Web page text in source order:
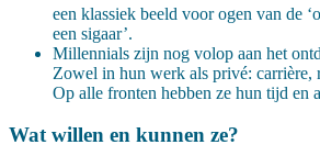
een klassiek beeld voor ogen van de
een sigaar’.
Millennials zijn nog volop aan het
Zowel in hun werk als privé: carrière,
Op alle fronten hebben ze hun tijd en
Wat willen en kunnen ze?